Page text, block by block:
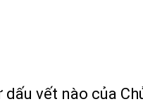
vết nào của